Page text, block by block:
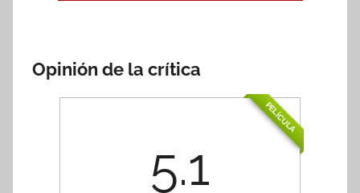
Opinión de la crítica
PELÍCULA
5.1